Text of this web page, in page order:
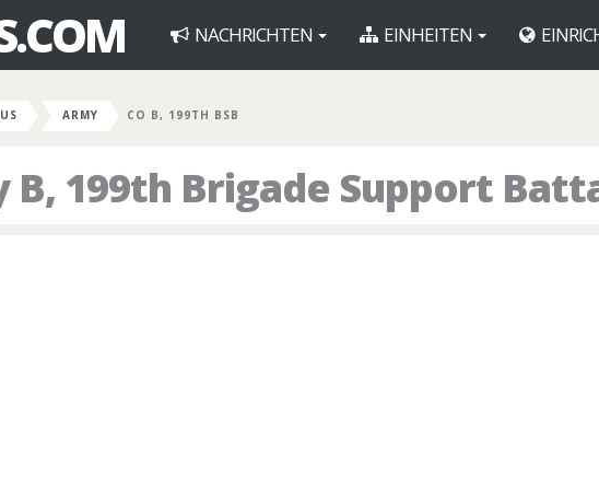
NACHRICHTEN EINHEITEN
US ARMY CO B, 199TH BSB
B, 199th Brigade Support